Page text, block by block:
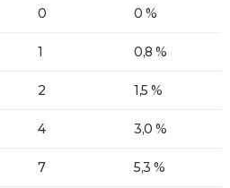
0 0 %
1 0,8 %
2 1,5 %
4 3,0 %
7 5,3 %